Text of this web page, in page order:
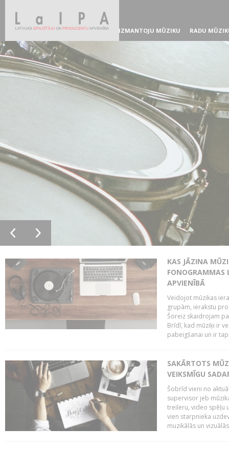
IZMANTOJU MŪZIKU RADU
KAS JĀZINA
FONOGRAMMAS
APVIENĪBĀ
Veidojot mūzikas
grupām, ierakstu
Šoreiz skaidrojam
Brīdī, kad mūziķi ir
pabeigšanai un ir
SAKĀRTOTS
VEIKSMĪGU
Šobrīd vieni no
supervisor jeb
treileru, video spēļu
vien starpnieka
muzikālās un